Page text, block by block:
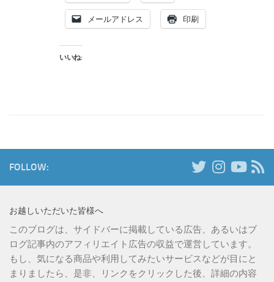
メールアドレス 印刷
いいね:
FOLLOW:
お越しいただいた皆様へ
このブログは、サイドバーに掲載している広告、あるいはブ
ログ記事内のアフィリエイト広告の収益で運営しています。
もし、気になる商品や利用してみたいサービスなどが目にと
まりましたら、是非、リンクをクリックした後、詳細の内容